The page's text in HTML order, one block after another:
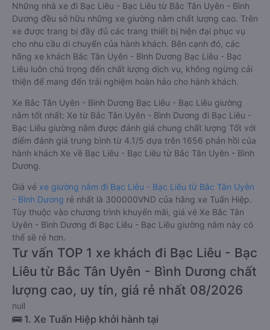
Những nhà xe đi Bạc Liêu - Bạc Liêu từ Bắc Tân Uyên - Bình
Dương đều sở hữu những xe giường nằm chất lượng cao. Trên
xe được trang bị đầy đủ các trang thiết bị hiện đại phục vụ
cho nhu cầu di chuyển của hành khách. Bên cạnh đó, các
hãng xe khách Bắc Tân Uyên - Bình Dương Bạc Liêu - Bạc
Liêu luôn chú trọng đến chất lượng dịch vụ, không ngừng cải
thiện để mang đến trải nghiệm hoàn hảo cho hành khách.
Xe Bắc Tân Uyên - Bình Dương Bạc Liêu - Bạc Liêu giường
nằm tốt nhất: Xe từ Bắc Tân Uyên - Bình Dương đi Bạc Liêu -
Bạc Liêu giường nằm được đánh giá chung chất lượng Tốt với
điểm đánh giá trung bình từ 4.1/5 dựa trên 1656 phản hồi của
hành khách Xe về Bạc Liêu - Bạc Liêu từ Bắc Tân Uyên - Bình
Dương.
Giá vé xe giường nằm đi Bạc Liêu - Bạc Liêu từ Bắc Tân Uyên
- Bình Dương rẻ nhất là 300000VND của hãng xe Tuấn Hiệp.
Tùy thuộc vào chương trình khuyến mãi, giá vé Xe Bắc Tân
Uyên - Bình Dương đi Bạc Liêu - Bạc Liêu giường nằm này có
thể sẽ rẻ hơn.
Tư vấn TOP 1 xe khách đi Bạc Liêu - Bạc
Liêu từ Bắc Tân Uyên - Bình Dương chất
lượng cao, uy tín, giá rẻ nhất 08/2026
null
🚌 1. Xe Tuấn Hiệp khởi hành tại